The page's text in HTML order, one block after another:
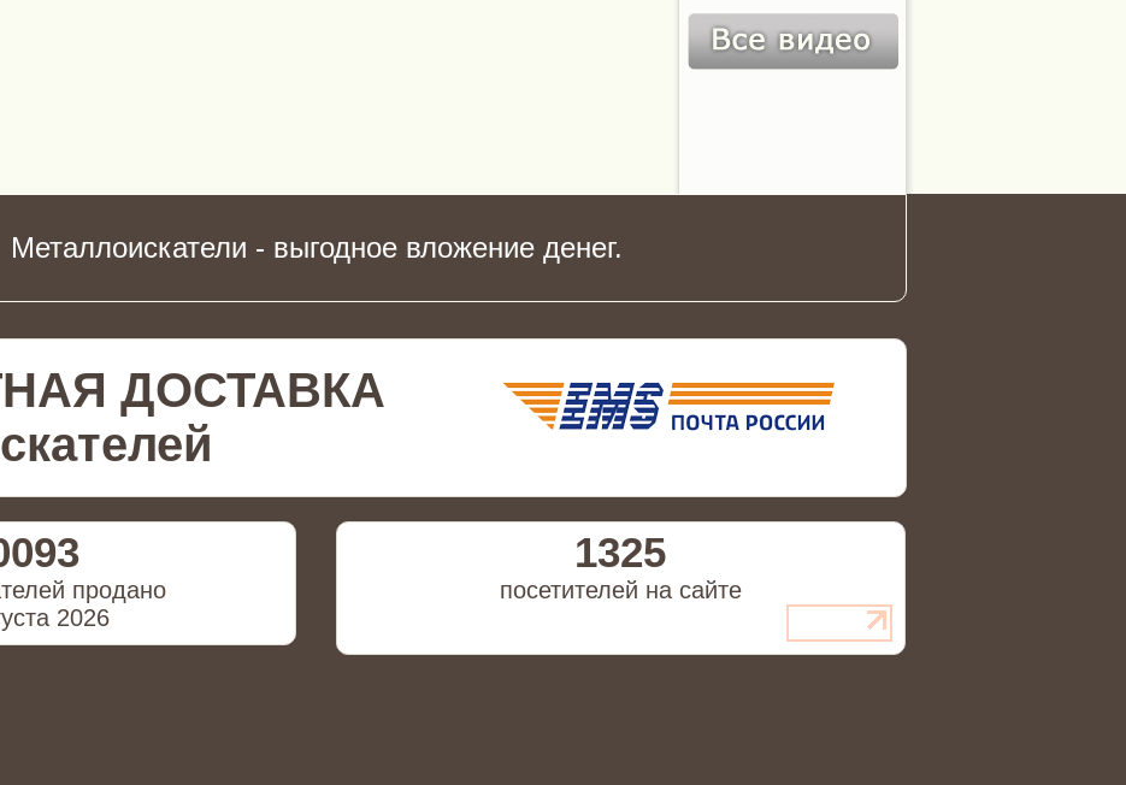
Металлоискатели - выгодное вложение денег.
ДОСТАВКА
продано
2026
1325
посетителей на сайте